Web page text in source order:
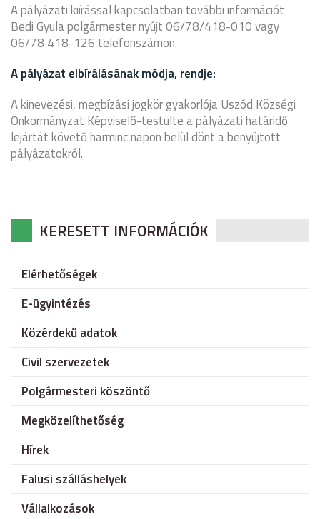
A pályázati kiírással kapcsolatban további információt
Bedi Gyula polgármester nyújt 06/78/418-010 vagy
06/78 418-126 telefonszámon.
A pályázat elbírálásának módja, rendje:
A kinevezési, megbízási jogkör gyakorlója Uszód Községi
Önkormányzat Képviselő-testülte a pályázati határidő
lejártát követő harminc napon belül dönt a benyújtott
pályázatokról.
KERESETT INFORMÁCIÓK
Elérhetőségek
E-ügyintézés
Közérdekű adatok
Civil szervezetek
Polgármesteri köszöntő
Megközelíthetőség
Hírek
Falusi szálláshelyek
Vállalkozások